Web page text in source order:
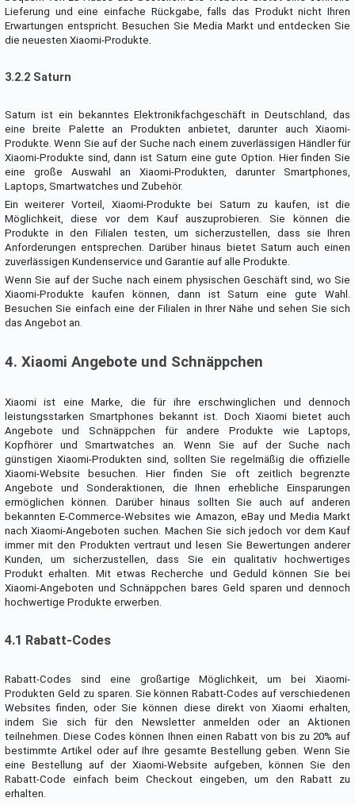
Lieferung und eine einfache Rückgabe, falls das Produkt nicht Ihren
Erwartungen entspricht. Besuchen Sie Media Markt und entdecken Sie
die neuesten Xiaomi-Produkte.
3.2.2 Saturn
Saturn ist ein bekanntes Elektronikfachgeschäft in Deutschland, das
eine breite Palette an Produkten anbietet, darunter auch Xiaomi-
Produkte. Wenn Sie auf der Suche nach einem zuverlässigen Händler für
Xiaomi-Produkte sind, dann ist Saturn eine gute Option. Hier finden Sie
eine große Auswahl an Xiaomi-Produkten, darunter Smartphones,
Laptops, Smartwatches und Zubehör.
Ein weiterer Vorteil, Xiaomi-Produkte bei Saturn zu kaufen, ist die
Möglichkeit, diese vor dem Kauf auszuprobieren. Sie können die
Produkte in den Filialen testen, um sicherzustellen, dass sie Ihren
Anforderungen entsprechen. Darüber hinaus bietet Saturn auch einen
zuverlässigen Kundenservice und Garantie auf alle Produkte.
Wenn Sie auf der Suche nach einem physischen Geschäft sind, wo Sie
Xiaomi-Produkte kaufen können, dann ist Saturn eine gute Wahl.
Besuchen Sie einfach eine der Filialen in Ihrer Nähe und sehen Sie sich
das Angebot an.
4. Xiaomi Angebote und Schnäppchen
Xiaomi ist eine Marke, die für ihre erschwinglichen und dennoch
leistungsstarken Smartphones bekannt ist. Doch Xiaomi bietet auch
Angebote und Schnäppchen für andere Produkte wie Laptops,
Kopfhörer und Smartwatches an. Wenn Sie auf der Suche nach
günstigen Xiaomi-Produkten sind, sollten Sie regelmäßig die offizielle
Xiaomi-Website besuchen. Hier finden Sie oft zeitlich begrenzte
Angebote und Sonderaktionen, die Ihnen erhebliche Einsparungen
ermöglichen können. Darüber hinaus sollten Sie auch auf anderen
bekannten E-Commerce-Websites wie Amazon, eBay und Media Markt
nach Xiaomi-Angeboten suchen. Machen Sie sich jedoch vor dem Kauf
immer mit den Produkten vertraut und lesen Sie Bewertungen anderer
Kunden, um sicherzustellen, dass Sie ein qualitativ hochwertiges
Produkt erhalten. Mit etwas Recherche und Geduld können Sie bei
Xiaomi-Angeboten und Schnäppchen bares Geld sparen und dennoch
hochwertige Produkte erwerben.
4.1 Rabatt-Codes
Rabatt-Codes sind eine großartige Möglichkeit, um bei Xiaomi-
Produkten Geld zu sparen. Sie können Rabatt-Codes auf verschiedenen
Websites finden, oder Sie können diese direkt von Xiaomi erhalten,
indem Sie sich für den Newsletter anmelden oder an Aktionen
teilnehmen. Diese Codes können Ihnen einen Rabatt von bis zu 20% auf
bestimmte Artikel oder auf Ihre gesamte Bestellung geben. Wenn Sie
eine Bestellung auf der Xiaomi-Website aufgeben, können Sie den
Rabatt-Code einfach beim Checkout eingeben, um den Rabatt zu
erhalten.